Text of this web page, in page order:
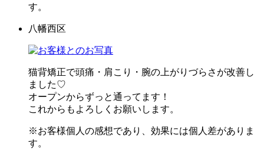
す。
八幡西区
猫背矯正で頭痛・肩こり・腕の上がりづらさが改善し
ました♡
オープンからずっと通ってます！
これからもよろしくお願いします。
※お客様個人の感想であり、効果には個人差がありま
す。